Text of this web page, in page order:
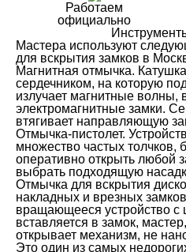
Работаем
официально
Мастера используют
для вскрытия замков в
Магнитная отмычка.
сердечником, на которую
излучает магнитные волны,
электромагнитные замки.
втягивает направляющую
Отмычка-пистолет.
множество частых толчков,
оперативно открыть любой
выбрать подходящую
Отмычка для вскрытия
накладных и врезных
вращающееся устройство
вставляется в замок,
открывает механизм, не
Это один из самых